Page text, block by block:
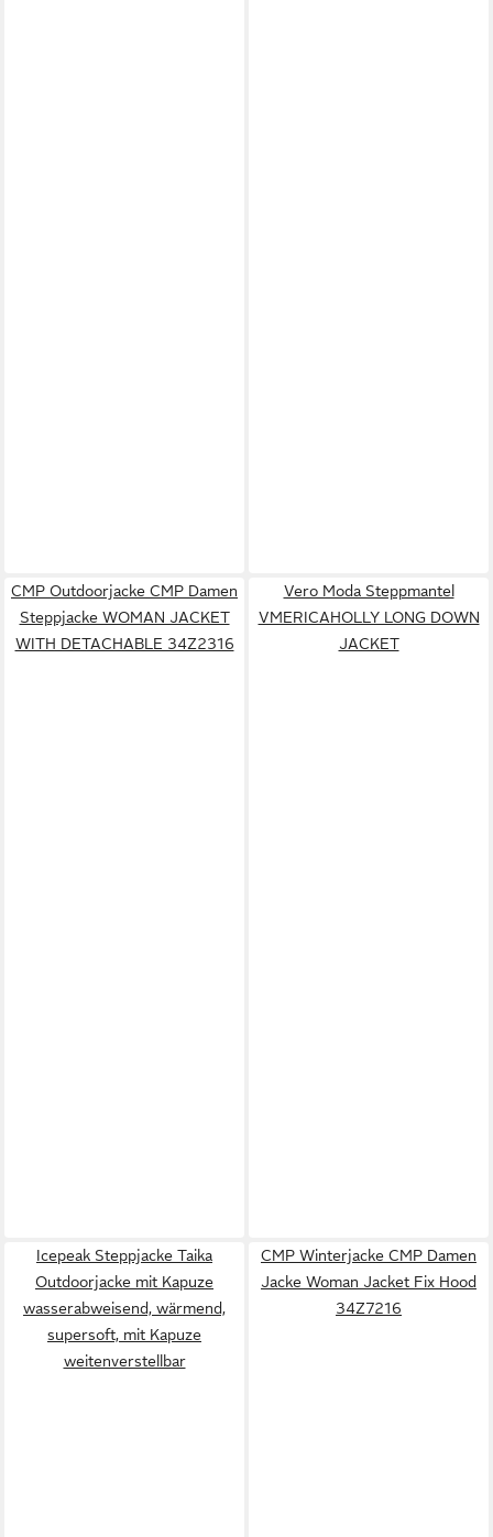
CMP Outdoorjacke CMP Damen
Steppjacke WOMAN JACKET
WITH DETACHABLE 34Z2316
Vero Moda Steppmantel
VMERICAHOLLY LONG DOWN
JACKET
Icepeak Steppjacke Taika
Outdoorjacke mit Kapuze
wasserabweisend, wärmend,
supersoft, mit Kapuze
weitenverstellbar
CMP Winterjacke CMP Damen
Jacke Woman Jacket Fix Hood
34Z7216